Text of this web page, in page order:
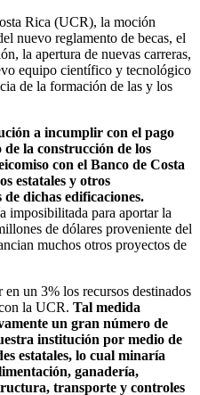
Rica (UCR), la moción
nuevo reglamento de becas, el
la apertura de nuevas carreras,
equipo científico y tecnológico
de la formación de las y los
a incumplir con el pago
la construcción de los
con el Banco de Costa
estatales y otros
dichas edificaciones.
imposibilitada para aportar la
de dólares proveniente del
muchos otros proyectos de
un 3% los recursos destinados
la UCR. Tal medida
un gran número de
institución por medio de
estatales, lo cual minaría
ganadería,
transporte y controles